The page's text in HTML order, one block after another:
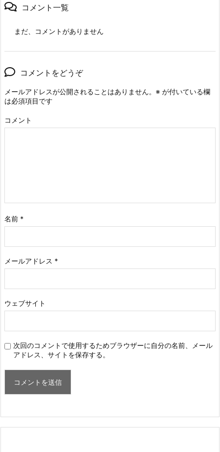
コメント一覧
まだ、コメントがありません
コメントをどうぞ
メールアドレスが公開されることはありません。 ※ が付いている欄
は必須項目です
コメント
名前 *
メールアドレス *
ウェブサイト
次回のコメントで使用するためブラウザーに自分の名前、メール
アドレス、サイトを保存する。